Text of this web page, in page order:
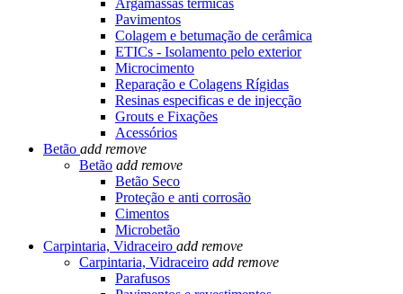
Argamassas térmicas
Pavimentos
Colagem e betumação de cerâmica
ETICs - Isolamento pelo exterior
Microcimento
Reparação e Colagens Rígidas
Resinas especificas e de injecção
Grouts e Fixações
Acessórios
Betão add remove
Betão add remove
Betão Seco
Proteção e anti corrosão
Cimentos
Microbetão
Carpintaria, Vidraceiro add remove
Carpintaria, Vidraceiro add remove
Parafusos